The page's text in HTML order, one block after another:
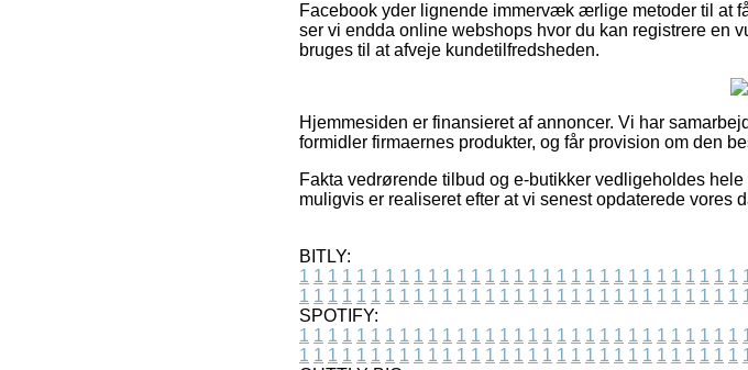
Facebook yder lignende immervæk ærlige metoder til at
ser vi endda online webshops hvor du kan registrere en
bruges til at afveje kundetilfredsheden.
Hjemmesiden er finansieret af annoncer. Vi har
formidler firmaernes produkter, og får provision om den
Fakta vedrørende tilbud og e-butikker vedligeholdes
muligvis er realiseret efter at vi senest opdaterede vores
BITLY:
1 1 1 1 1 1 1 1 1 1 1 1 1 1 1 1 1 1 1 1 1 1 1 1 1 1 1 1 1 1 1
1 1 1 1 1 1 1 1 1 1 1 1 1 1 1 1 1 1 1 1 1 1 1 1 1 1 1 1 1 1 1
SPOTIFY:
1 1 1 1 1 1 1 1 1 1 1 1 1 1 1 1 1 1 1 1 1 1 1 1 1 1 1 1 1 1 1
1 1 1 1 1 1 1 1 1 1 1 1 1 1 1 1 1 1 1 1 1 1 1 1 1 1 1 1 1 1 1